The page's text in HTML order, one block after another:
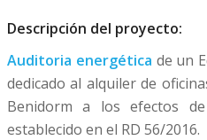
Descripción del proyecto:
Auditoria energética de un
dedicado al alquiler de
Benidorm a los efectos
establecido en el RD 56/2016.